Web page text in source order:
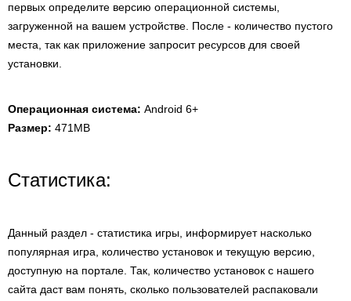
первых определите версию операционной системы,
загруженной на вашем устройстве. После - количество пустого
места, так как приложение запросит ресурсов для своей
установки.
Операционная система: Android 6+
Размер: 471MB
Статистика:
Данный раздел - статистика игры, информирует насколько
популярная игра, количество установок и текущую версию,
доступную на портале. Так, количество установок с нашего
сайта даст вам понять, сколько пользователей распаковали